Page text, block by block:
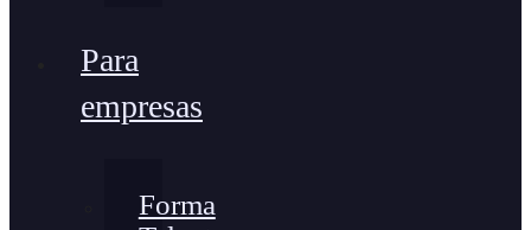
Para
empresas
Forma